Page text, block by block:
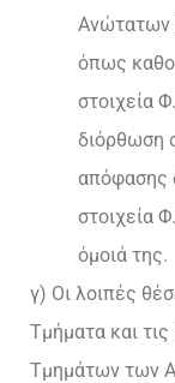
Ανώτατων
όπως
στοιχεία
διόρθωση
απόφασης
στοιχεία
όμοιά της.
γ) Οι λοιπές
Τμήματα και
Τμημάτων των